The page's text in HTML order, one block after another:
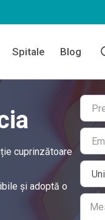
Spitale Blog
cuprinzătoare
și adoptă o